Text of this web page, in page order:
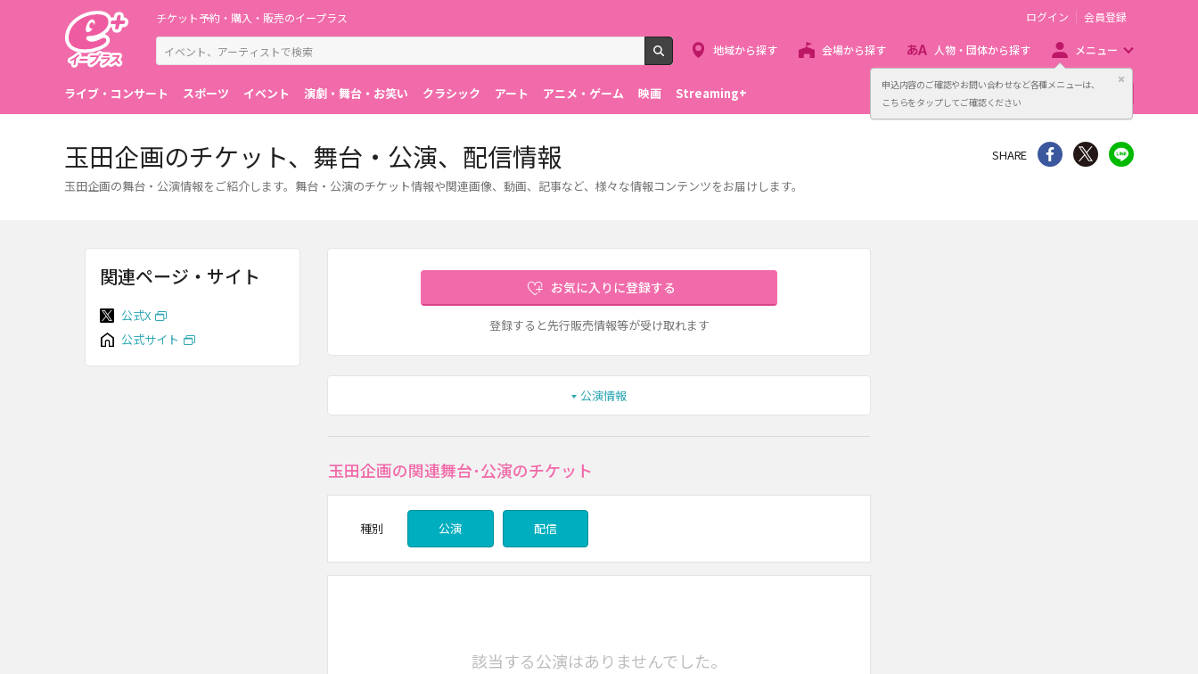
申込内容のご確認やお問い合わせなど各種メニューは、
こちらをタップしてご確認ください
閉じる
チケット予約・購入・販売のイープラス
検索
ログイン 会員登録
地域から探す 会場から探す 人物・団体から探す メニュー
ライブ・コンサート スポーツ イベント 演劇・舞台・お笑い クラシック アート アニメ・ゲーム 映画 Streaming+ 主催者向け販売サービス
玉田企画のチケット、舞台・公演、配信情報
玉田企画の舞台・公演情報をご紹介します。舞台・公演のチケット情報や関連画像、動画、記事など、様々な情報コンテンツをお届けします。
SHARE シェア Twitter
お気に入りに登録する
登録すると先行販売情報等が受け取れます
公演情報
玉田企画の関連舞台･公演のチケット
種別 公演 配信
該当する公演はありませんでした。
関連ページ・サイト
公式X
公式サイト